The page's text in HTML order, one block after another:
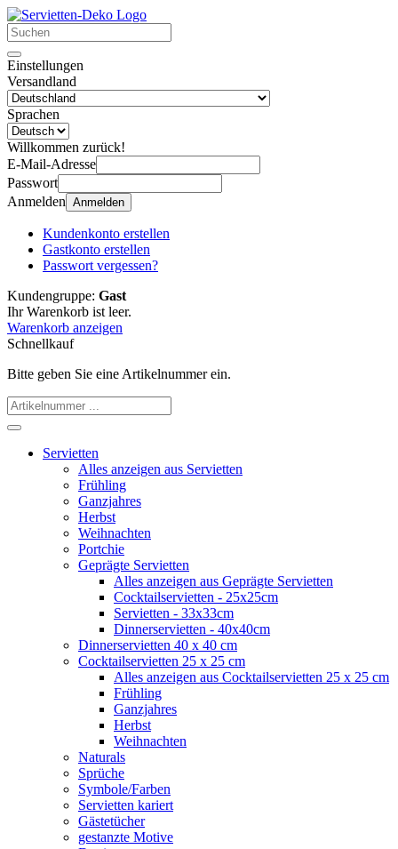
Einstellungen
Versandland
Sprachen
Willkommen zurück!
E-Mail-Adresse
Passwort
Anmelden Anmelden
Kundenkonto erstellen
Gastkonto erstellen
Passwort vergessen?
Kundengruppe: Gast
Ihr Warenkorb ist leer.
Warenkorb anzeigen
Schnellkauf
Bitte geben Sie eine Artikelnummer ein.
Servietten
Alles anzeigen aus Servietten
Frühling
Ganzjahres
Herbst
Weihnachten
Portchie
Geprägte Servietten
Alles anzeigen aus Geprägte Servietten
Cocktailservietten - 25x25cm
Servietten - 33x33cm
Dinnerservietten - 40x40cm
Dinnerservietten 40 x 40 cm
Cocktailservietten 25 x 25 cm
Alles anzeigen aus Cocktailservietten 25 x 25 cm
Frühling
Ganzjahres
Herbst
Weihnachten
Naturals
Sprüche
Symbole/Farben
Servietten kariert
Gästetücher
gestanzte Motive